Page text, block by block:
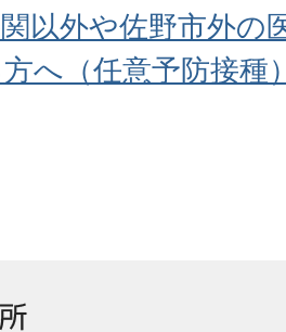
以外や佐野市外の
へ（任意予防接種